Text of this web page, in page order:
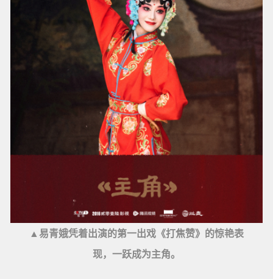
▲易青娥凭着出演的第一出戏《打焦赞》的惊艳表
现，一跃成为主角。